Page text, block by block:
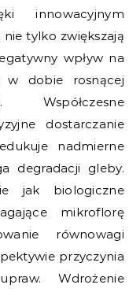
innowacyjnym
tylko zwiększają
wpływ na
w dobie rosnącej
Współczesne
dostarczanie
nadmierne
degradacji gleby.
jak biologiczne
mikroflorę
równowagi
przyczynia
Wdrożenie